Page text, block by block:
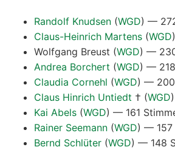
Randolf Knudsen (WGD) —
Claus-Heinrich Martens (WGD
Wolfgang Breust (WGD) —
Andrea Borchert (WGD) —
Claudia Cornehl (WGD) — 200
Claus Hinrich Untiedt † (WGD
Kai Abels (WGD) — 161
Rainer Seemann (WGD) — 157
Bernd Schlüter (WGD) — 148